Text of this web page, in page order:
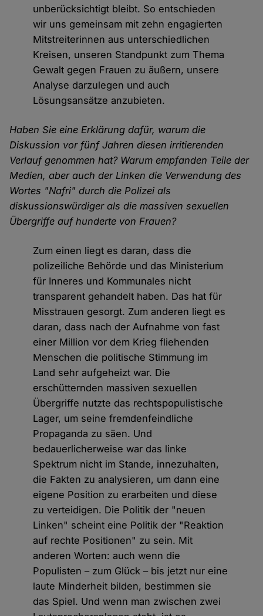
unberücksichtigt bleibt. So entschieden
wir uns gemeinsam mit zehn engagierten
Mitstreiterinnen aus unterschiedlichen
Kreisen, unseren Standpunkt zum Thema
Gewalt gegen Frauen zu äußern, unsere
Analyse darzulegen und auch
Lösungsansätze anzubieten.
Haben Sie eine Erklärung dafür, warum die
Diskussion vor fünf Jahren diesen irritierenden
Verlauf genommen hat? Warum empfanden Teile der
Medien, aber auch der Linken die Verwendung des
Wortes "Nafri" durch die Polizei als
diskussionswürdiger als die massiven sexuellen
Übergriffe auf hunderte von Frauen?
Zum einen liegt es daran, dass die
polizeiliche Behörde und das Ministerium
für Inneres und Kommunales nicht
transparent gehandelt haben. Das hat für
Misstrauen gesorgt. Zum anderen liegt es
daran, dass nach der Aufnahme von fast
einer Million vor dem Krieg fliehenden
Menschen die politische Stimmung im
Land sehr aufgeheizt war. Die
erschütternden massiven sexuellen
Übergriffe nutzte das rechtspopulistische
Lager, um seine fremdenfeindliche
Propaganda zu säen. Und
bedauerlicherweise war das linke
Spektrum nicht im Stande, innezuhalten,
die Fakten zu analysieren, um dann eine
eigene Position zu erarbeiten und diese
zu verteidigen. Die Politik der "neuen
Linken" scheint eine Politik der "Reaktion
auf rechte Positionen" zu sein. Mit
anderen Worten: auch wenn die
Populisten – zum Glück – bis jetzt nur eine
laute Minderheit bilden, bestimmen sie
das Spiel. Und wenn man zwischen zwei